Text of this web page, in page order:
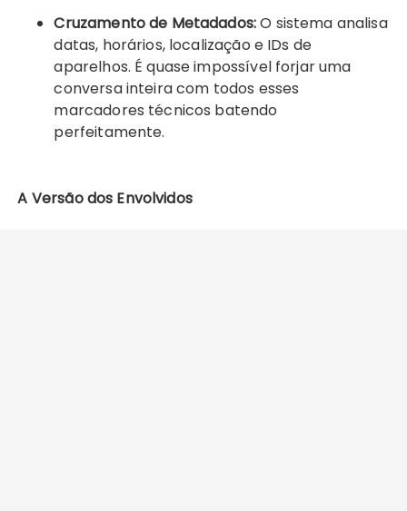
Cruzamento de Metadados:O sistema analisa
datas, horários, localização e IDs de
aparelhos. É quase impossível forjar uma
conversa inteira com todos esses
marcadores técnicos batendo
perfeitamente.
A Versão dos Envolvidos